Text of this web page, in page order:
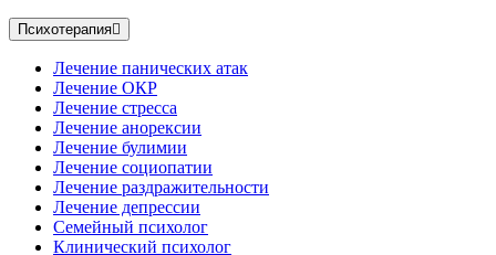
Психотерапия
Лечение панических атак
Лечение ОКР
Лечение стресса
Лечение анорексии
Лечение булимии
Лечение социопатии
Лечение раздражительности
Лечение депрессии
Семейный психолог
Клинический психолог